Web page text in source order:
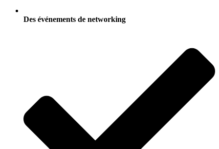
Des événements de networking